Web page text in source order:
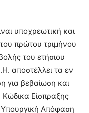
υποχρεωτική και
πρώτου τριμήνου
του ετήσιου
αποστέλλει τα εν
για βεβαίωση και
Κώδικα Είσπραξης
Απόφαση